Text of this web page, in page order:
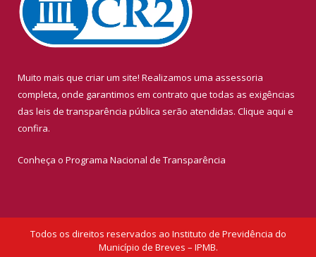
Muito mais que criar um site! Realizamos uma assessoria
completa, onde garantimos em contrato que todas as exigências
das leis de transparência pública serão atendidas. Clique aqui e
confira.
Conheça o Programa Nacional de Transparência
Todos os direitos reservados ao Instituto de Previdência do
Município de Breves – IPMB.